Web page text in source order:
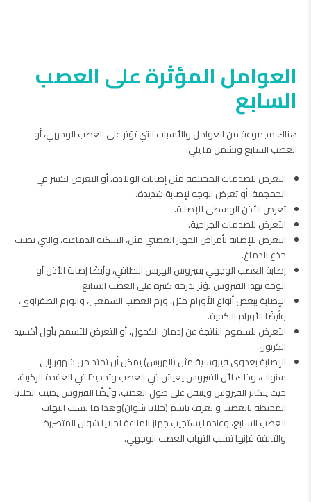
العوامل المؤثرة على العصب
السابع
هناك مجموعة من العوامل والأسباب التي تؤثر على العصب الوجهي، أو
العصب السابع وتشمل ما يلي:
التعرض للصدمات المختلفة مثل إصابات الولادة، أو التعرض لكسر في
الجمجمة، أو تعرض الوجه لإصابة شديدة.
تعرض الأذن الوسطى للإصابة.
التعرض للصدمات الجراحية.
التعرض للإصابة بأمراض الجهاز العصبي مثل، السكتة الدماغية، والتي تصيب
جذع الدماغ.
إصابة العصب الوجهي بفيروس الهربس النطاقي، وأيضَا إصابة الأذن أو
الوجه بهذا الفيروس يؤثر بدرجة كبيرة على العصب السابع.
الإصابة ببعض أنواع الأورام مثل، ورم العصب السمعي، والورم الصفراوي،
وأيضًا الأورام النكفية.
التعرض للسموم الناتجة عن إدمان الكحول، أو التعرض للتسمم بأول أكسيد
الكربون.
الإصابة بعدوى فيروسية مثل (الهربس) يمكن أن تمتد من شهور إلى
سنوات، وذلك لأن الفيروس يعيش في العصب وتحديدًا في العقدة الركبية،
حيث يتكاثر الفيروس وينتقل على طول العصب، وأيضًا الفيروس يصيب الخلايا
المحيطة بالعصب و تعرف باسم (خلايا شوان)وهذا ما يسبب التهاب
العصب السابع، وعندما يستجيب جهاز المناعة لخلايا شوان المتضررة
والتالفة فإنها تسبب التهاب العصب الوجهي.